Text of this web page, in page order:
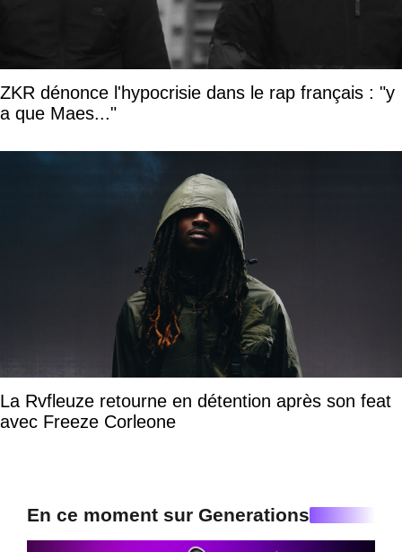
ZKR dénonce l'hypocrisie dans le rap français : "y
a que Maes..."
La Rvfleuze retourne en détention après son feat
avec Freeze Corleone
En ce moment sur Generations